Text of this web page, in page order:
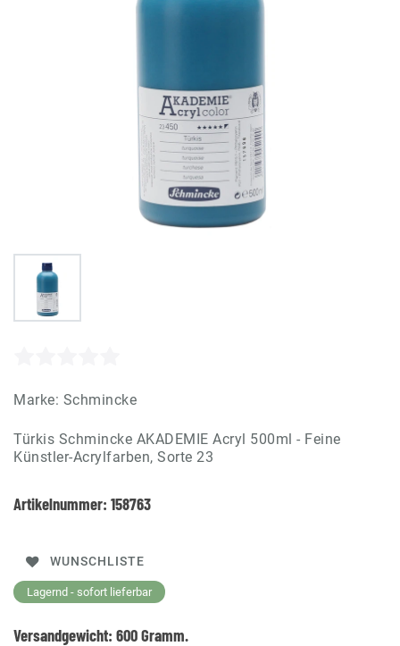
Marke: Schmincke
Türkis Schmincke AKADEMIE Acryl 500ml - Feine
Künstler-Acrylfarben, Sorte 23
Artikelnummer: 158763
WUNSCHLISTE
Lagernd - sofort lieferbar
Versandgewicht: 600Gramm.